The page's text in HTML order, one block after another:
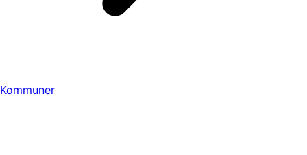
Kommuner